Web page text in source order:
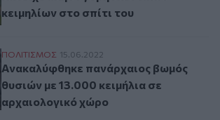
κειμηλίων στο σπίτι του
Ανακαλύφθηκε πανάρχαιος βωμός
ΠΟΛΙΤΙΣΜΟΣ 15.06.2022
Ανακαλύφθηκε πανάρχαιος βωμός
θυσιών με 13.000 κειμήλια σε
αρχαιολογικό χώρο